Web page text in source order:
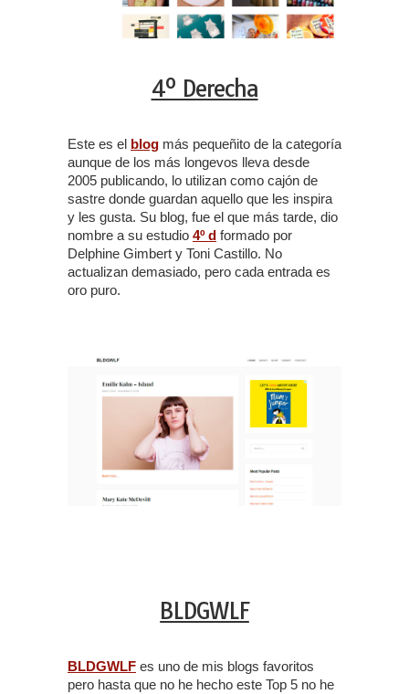
4º Derecha
Este es el blog más pequeñito de la categoría
aunque de los más longevos lleva desde
2005 publicando, lo utilizan como cajón de
sastre donde guardan aquello que les inspira
y les gusta. Su blog, fue el que más tarde, dio
nombre a su estudio 4º d formado por
Delphine Gimbert y Toni Castillo. No
actualizan demasiado, pero cada entrada es
oro puro.
BLDGWLF
BLDGWLF es uno de mis blogs favoritos
pero hasta que no he hecho este Top 5 no he